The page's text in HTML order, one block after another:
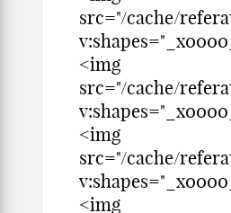
src="/cache/
<img
src="/cache/
<img
src="/cache/
<img